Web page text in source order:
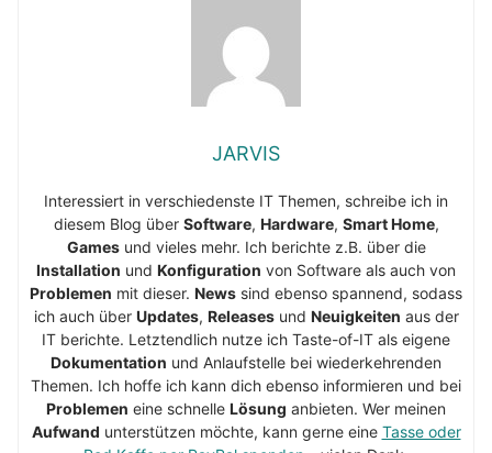
JARVIS
Interessiert in verschiedenste IT Themen, schreibe ich in
diesem Blog über Software, Hardware, Smart Home,
Gamesund vieles mehr. Ich berichte z.B. über die
Installation und Konfiguration von Software als auch von
Problemen mit dieser. News sind ebenso spannend, sodass
ich auch über Updates, Releasesund Neuigkeiten aus der
IT berichte. Letztendlich nutze ich Taste-of-IT als eigene
Dokumentation und Anlaufstelle bei wiederkehrenden
Themen. Ich hoffe ich kann dich ebenso informieren und bei
Problemen eine schnelle Lösung anbieten. Wer meinen
Aufwand unterstützen möchte, kann gerne eine Tasse oder